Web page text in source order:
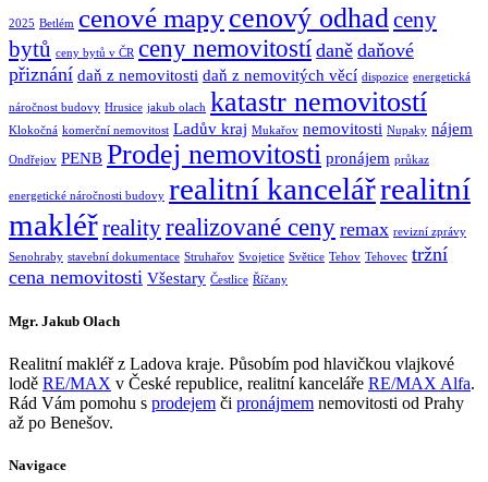
2025 Betlém cenové mapycenový odhad ceny
bytů ceny bytů v ČR ceny nemovitostí daně daňové
přiznání daň z nemovitosti daň z nemovitých věcí dispozice energetická
náročnost budovy Hrusice jakub olach katastr nemovitostí
Klokočná komerční nemovitost Ladův kraj Mukařov nemovitosti Nupaky nájem
Ondřejov PENB Prodej nemovitosti pronájem průkaz
energetické náročnosti budovy realitní kancelářrealitní
makléřrealityrealizované ceny remax revizní zprávy
Senohraby stavební dokumentace Struhařov Svojetice Světice Tehov Tehovec tržní
cena nemovitosti Všestary Čestlice Říčany
Mgr. Jakub Olach
Realitní makléř z Ladova kraje. Působím pod hlavičkou vlajkové
lodě RE/MAX v České republice, realitní kanceláře RE/MAX Alfa.
Rád Vám pomohu s prodejem či pronájmem nemovitosti od Prahy
až po Benešov.
Navigace